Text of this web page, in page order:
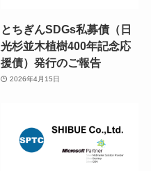
とちぎんSDGs私募債（日
光杉並木植樹400年記念応
援債）発行のご報告
2026年4月15日